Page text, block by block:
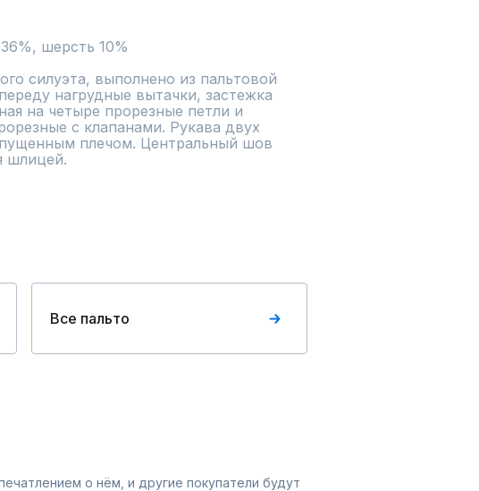
силуэта, выполнено из пальтовой
нагрудные вытачки, застежка
на четыре прорезные петли и
с клапанами. Рукава двух
плечом. Центральный шов
шлицей.
Все пальто
о нём, и другие покупатели будут